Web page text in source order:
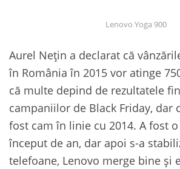
Lenovo Yoga 900
Aurel Nețin a declarat că
în România în 2015 vor atinge
că multe depind de rezultatele
campaniilor de Black Friday, dar
fost cam în linie cu 2014. A fost
început de an, dar apoi s-a
telefoane, Lenovo merge bine și